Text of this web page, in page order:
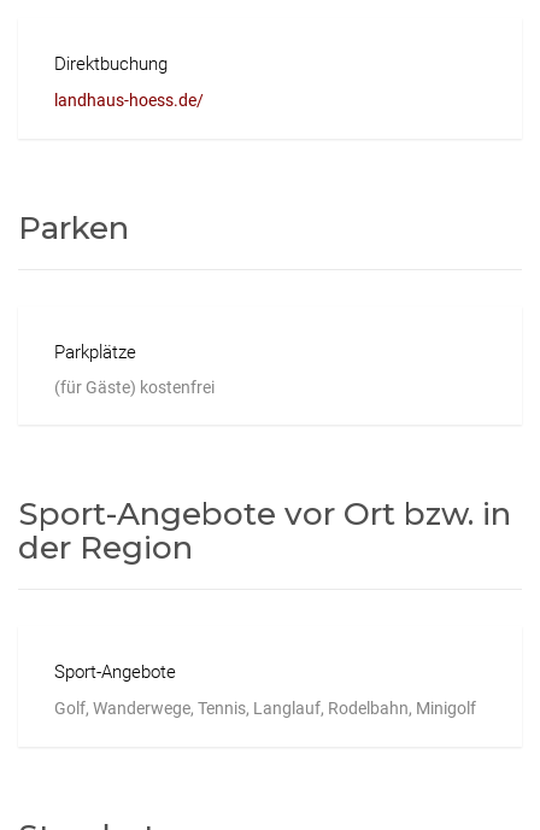
Direktbuchung
landhaus-hoess.de/
Parken
Parkplätze
(für Gäste) kostenfrei
Sport-Angebote vor Ort bzw. in
der Region
Sport-Angebote
Golf, Wanderwege, Tennis, Langlauf, Rodelbahn, Minigolf